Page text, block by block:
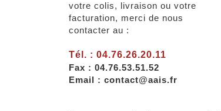
votre colis, livraison ou votre
facturation, merci de nous
contacter au :
Tél. : 04.76.26.20.11
Fax : 04.76.53.51.52
Email : contact@aais.fr